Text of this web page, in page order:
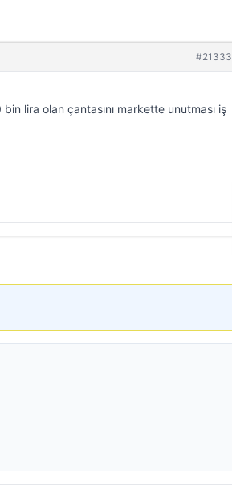
#21333
lira olan çantasını markette unutması iş